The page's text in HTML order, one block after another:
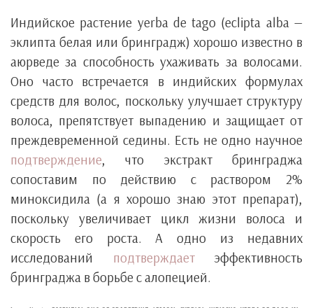
Индийское растение yerba de tago (eclipta alba —
эклипта белая или бринградж) хорошо известно в
аюрведе за способность ухаживать за волосами.
Оно часто встречается в индийских формулах
средств для волос, поскольку улучшает структуру
волоса, препятствует выпадению и защищает от
преждевременной седины. Есть не одно научное
подтверждение, что экстракт бринграджа
сопоставим по действию с раствором 2%
миноксидила (а я хорошо знаю этот препарат),
поскольку увеличивает цикл жизни волоса и
скорость его роста. А одно из недавних
исследований подтверждаетэффективность
бринграджа в борьбе с алопецией.